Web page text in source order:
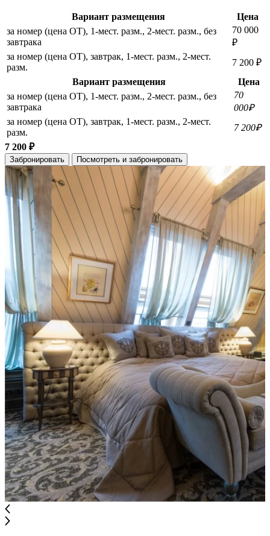
Вариант размещения
Цена
за номер (цена ОТ), 1-мест. разм., 2-мест. разм., без
завтрака
70 000
₽
за номер (цена ОТ), завтрак, 1-мест. разм., 2-мест.
разм.
7 200 ₽
Вариант размещения
Цена
за номер (цена ОТ), 1-мест. разм., 2-мест. разм., без
завтрака
70
000₽
за номер (цена ОТ), завтрак, 1-мест. разм., 2-мест.
разм.
7 200₽
7 200 ₽
Забронировать Посмотреть и забронировать